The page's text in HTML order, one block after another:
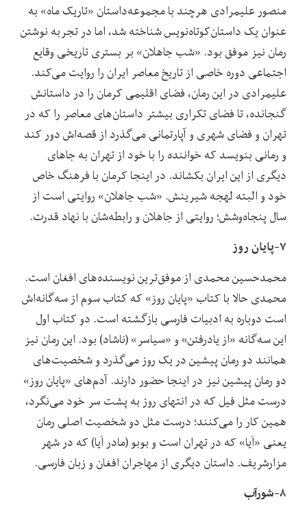
منصور علیمرادی هرچند با مجموعه‌داستان «تاریک ماه» به
عنوان یک داستان‌کوتاه‌نویس شناخته شد، اما در تجربه نوشتن
رمان نیز موفق بود. «شب جاهلان» بر بستری تاریخی وقایع
اجتماعی دوره‌ خاصی از تاریخ معاصر ایران را روایت می‌کند.
علیمرادی در این رمان، فضای اقلیمی کرمان را در داستانش
گنجانده، تا فضای تکراری بیشتر داستان‌های معاصر را که در
تهران و فضای شهری و آپارتمانی می‌گذرد از قصه‌اش دور کند
و رمانی بنویسد که خواننده را با خود از تهران به جاهای
دیگری از این ایران بکشاند. در اینجا کرمان با فرهنگ خاص
خود و البته لهجه شیرینش. «شب جاهلان» روایتی است از
سال پنجاه‌وشش؛ روایتی از جاهلان و رابطه‌شان با نهاد قدرت.
۷-پایان روز
محمدحسین محمدی از موفق‌ترین نویسنده‌های افغان است.
محمدی حالا با کتاب «پایان روز» که کتاب سوم از سه‌گانه‌اش
است دوباره به ادبیات فارسی بازگشته است. دو کتاب اول
این سه‌گانه «از یادرفتن» و «سیاسر» (ناشاد) بود. این رمان نیز
همانند‌ دو‌ رمان پیشین در یک روز می‌گذرد و شخصیت‌های
دو رمان پیشین نیز در اینجا حضور دارند. آدم‌های «پایان روز»
درست مثل فیل که در انتهای روز به پشت سر خود می‌نگرد،
همین کار را می‌کنند؛ درست مثل دو شخصیت اصلی رمان
یعنی «اَیا» که در تهران است و بوبو (مادر اَیا) که در شهر
مزارشریف. داستان دیگری از مهاجران افغان و زبان فارسی.
۸-شورآب